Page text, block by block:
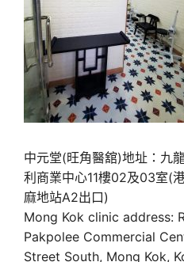
中元堂(旺角醫舘)地址：九
利商業中心11樓02及03室(
麻地站A2出口)
Mong Kok clinic address:
Pakpolee Commercial
Street South, Mong Kok,